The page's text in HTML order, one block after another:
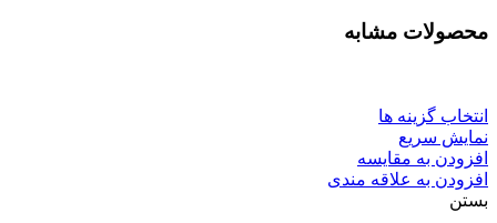
محصولات مشابه
انتخاب گزینه ها
نمایش سریع
افزودن به مقایسه
افزودن به علاقه مندی
بستن